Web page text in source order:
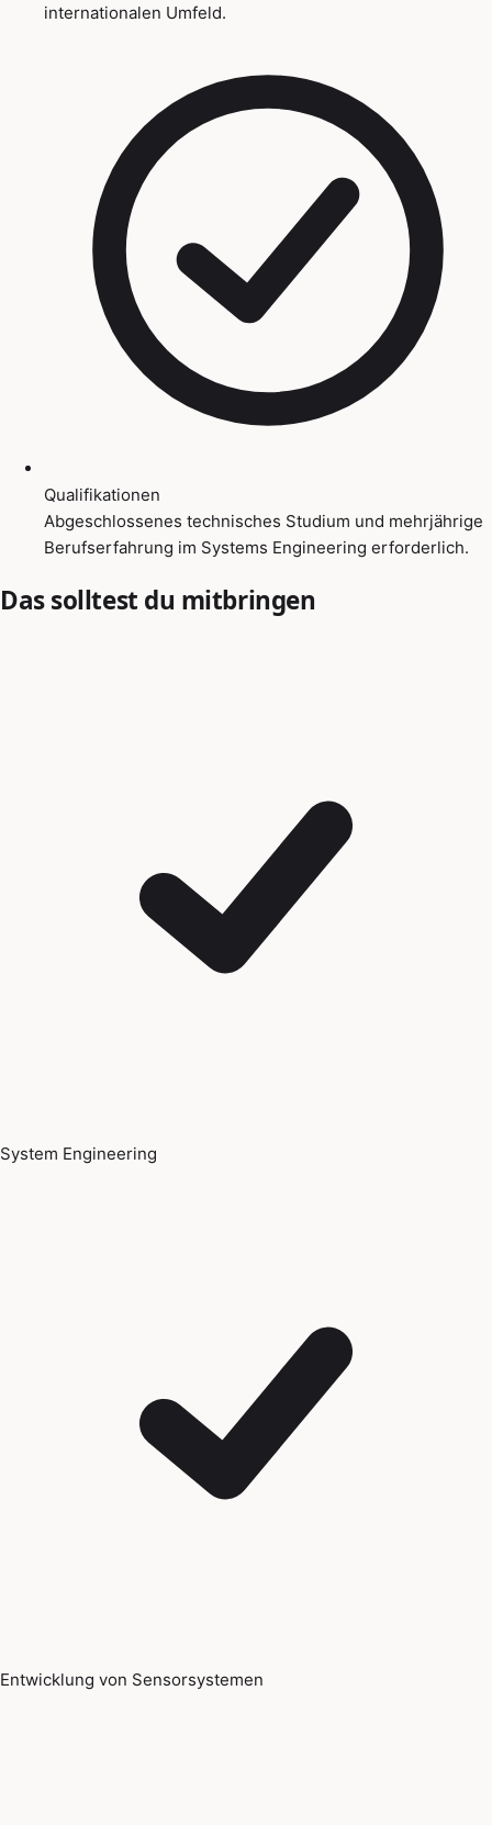
internationalen Umfeld.
Qualifikationen
Abgeschlossenes technisches Studium und mehrjährige
Berufserfahrung im Systems Engineering erforderlich.
Das solltest du mitbringen
System Engineering
Entwicklung von Sensorsystemen